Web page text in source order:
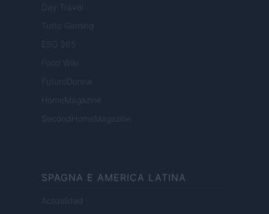
Day Travel
Tutto Gaming
ESG 365
Food Wiki
FuturoDonna
HomeMagazine
SecondHomeMagazine
SPAGNA E AMERICA LATINA
Actualidad